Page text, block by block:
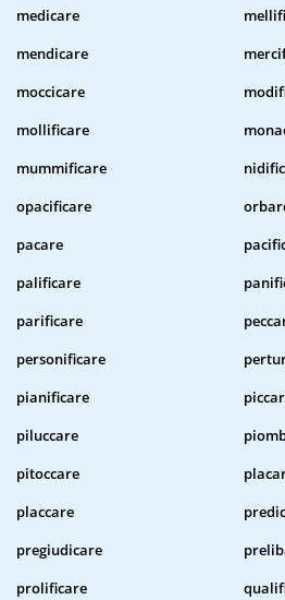
medicare
mendicare
moccicare
mollificare
mummificare
opacificare
pacare
palificare
parificare
personificare
pianificare
piluccare
pitoccare
placcare
pregiudicare
prolificare